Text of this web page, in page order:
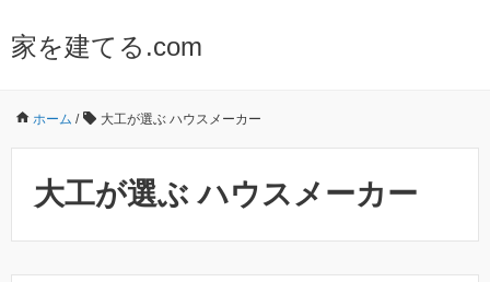
家を建てる.com
ホーム / 大工が選ぶ ハウスメーカー
大工が選ぶ ハウスメーカー